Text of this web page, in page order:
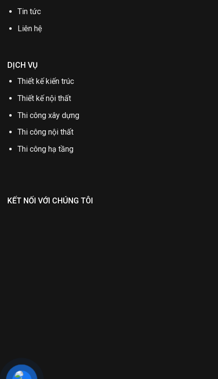
Tin tức
Liên hệ
DỊCH VỤ
Thiết kế kiến trúc
Thiết kế nội thất
Thi công xây dựng
Thi công nội thất
Thi công hạ tầng
KẾT NỐI VỚI CHÚNG TÔI